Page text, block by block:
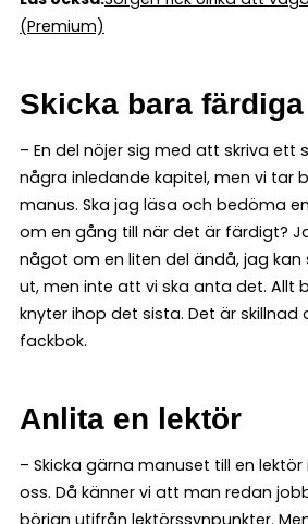
(Premium)
Skicka bara
– En del nöjer sig med att skriva ett
några inledande kapitel, men vi tar
manus. Ska jag läsa och bedöma
om en gång till när det är färdigt?
något om en liten del ändå, jag
ut, men inte att vi ska anta det. Allt
knyter ihop det sista. Det är skillnad
fackbok.
Anlita en lektör
– Skicka gärna manuset till en lektör
oss. Då känner vi att man redan